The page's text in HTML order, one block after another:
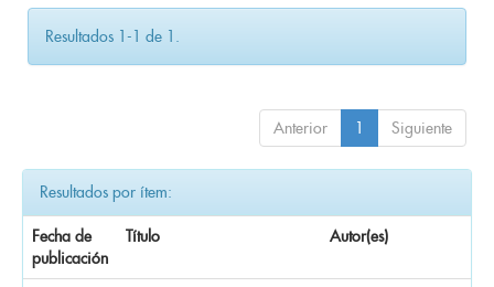
Resultados 1-1 de 1.
Anterior 1 Siguiente
Resultados por ítem:
Fecha de
publicación
Título Autor(es)